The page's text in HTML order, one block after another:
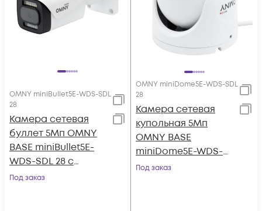
OMNY miniBullet5E-WDS-SDL
28
Камера сетевая
буллет 5Мп OMNY
BASE miniBullet5E-
WDS-SDL 28 с
двойной
Под заказ
OMNY miniDome5E-WDS-SDL
28
Камера сетевая
купольная 5Мп
OMNY BASE
miniDome5E-WDS-
SDL 28 с двойной
Под заказ